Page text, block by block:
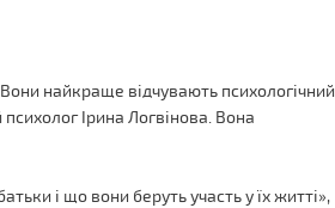
найкраще відчувають психологічний
Ірина Логвінова. Вона
і що вони беруть участь у їх житті»,